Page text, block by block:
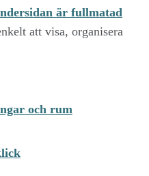
är fullmatad
att visa, organisera
och rum